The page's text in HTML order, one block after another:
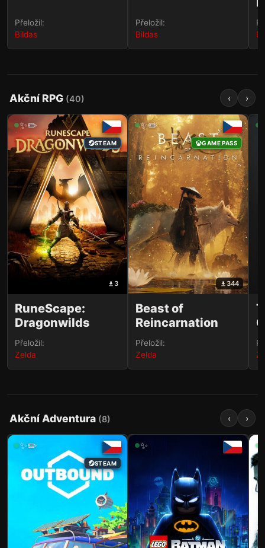
Přeložil:
Bildas
Přeložil:
Bildas
Akční RPG (40) ‹ ›
✨✏️
STEAM
3
RuneScape:
Dragonwilds
Přeložil:
Zelda
✨✏️
STEAM
344
Beast of
Reincarnation
Přeložil:
Zelda
Akční Adventura (8) ‹ ›
✨✏️
STEAM
✨